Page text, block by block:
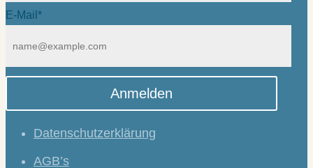
E-Mail*
Anmelden
Datenschutzerklärung
AGB’s